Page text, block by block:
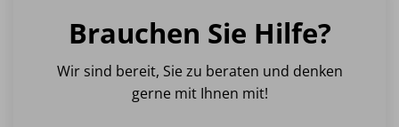
auf.
Die
Optionen
können
auf
Brauchen Sie Hilfe?
Wir sind bereit, Sie zu beraten und denken
gerne mit Ihnen mit!